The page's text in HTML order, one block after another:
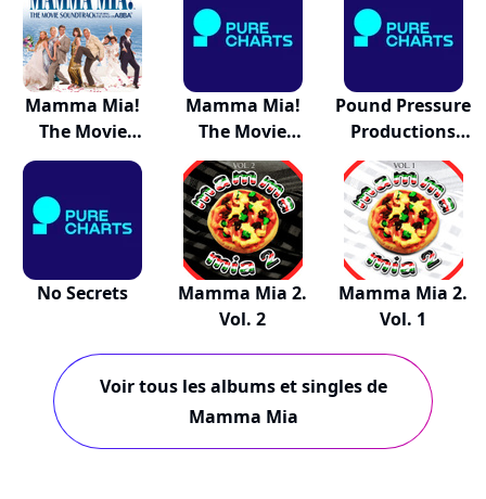
Mamma Mia!
The Movie
Soundtrack
Mamma Mia!
The Movie
Soundtrack
Pound Pressure
Productions
20...
No Secrets
Mamma Mia 2.
Vol. 2
Mamma Mia 2.
Vol. 1
Voir tous les albums et singles de
Mamma Mia